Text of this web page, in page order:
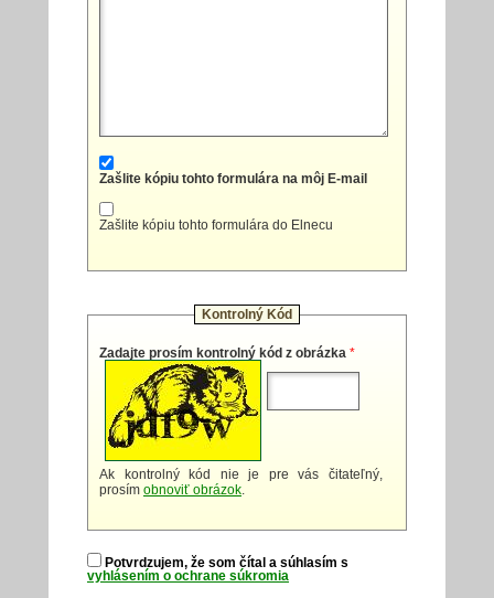
Zašlite kópiu tohto formulára na môj E-mail
Zašlite kópiu tohto formulára do Elnecu
Kontrolný Kód
Zadajte prosím kontrolný kód z obrázka *
Ak kontrolný kód nie je pre vás čitateľný,
prosím obnoviť obrázok.
Potvrdzujem, že som čítal a súhlasím s
vyhlásením o ochrane súkromia